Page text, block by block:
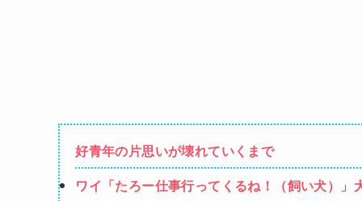
好青年の片思いが壊れていくまで
ワイ「たろー仕事行ってくるね！（飼い犬）」